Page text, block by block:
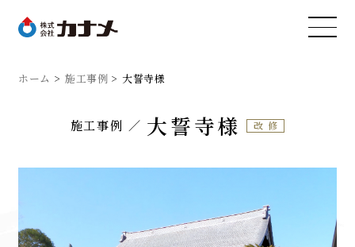
ホーム 施工事例 大誓寺様
施工事例 大誓寺様 改修